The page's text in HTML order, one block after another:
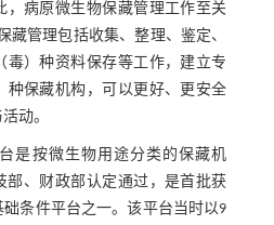
，病原微生物保藏管理工作至关
藏管理包括收集、整理、鉴定、
毒）种资料保存等工作，建立专
种保藏机构，可以更好、更安全
动。
是按微生物用途分类的保藏机
部、财政部认定通过，是首批获
条件平台之一。该平台当时以9